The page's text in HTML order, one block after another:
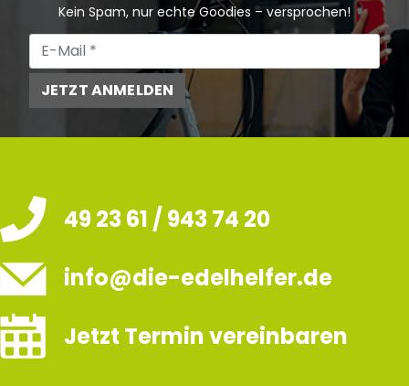
Kein Spam, nur echte Goodies – versprochen!
JETZT ANMELDEN
49 23 61 / 943 74 20
info@die-edelhelfer.de
Jetzt Termin vereinbaren